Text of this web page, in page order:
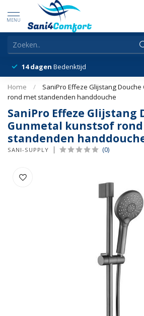
MENU
14 dagen Bedenktijd
Home /
SaniPro Effeze Glijstang
rond met standenden handdouche
SaniPro Effeze Glijstang
Gunmetal kunstsof
standenden
SANI-SUPPLY (0)